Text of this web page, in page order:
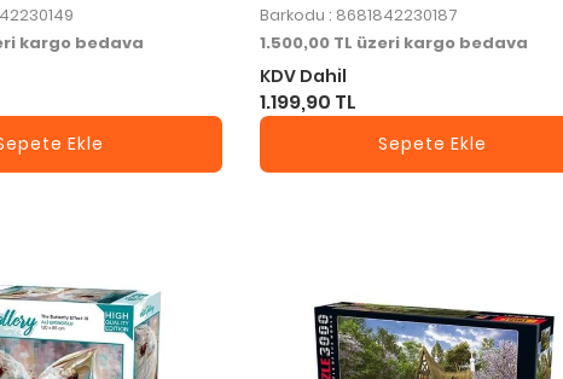
kargo bedava
Ekle
Barkodu : 8681842230187
1.500,00 TL üzeri kargo bedava
KDV Dahil
1.199,90 TL
Sepete Ekle